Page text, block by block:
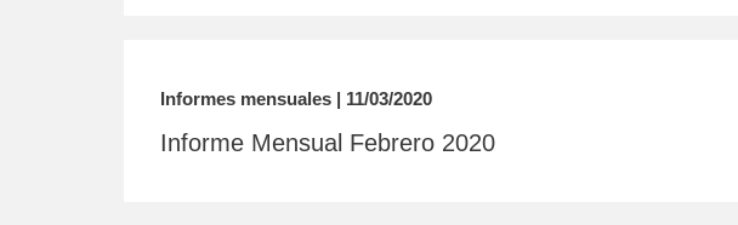
Informes mensuales | 11/03/2020
Informe Mensual Febrero 2020